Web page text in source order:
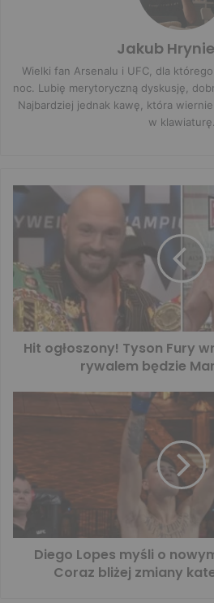
Jakub
Wielki fan Arsenalu i UFC, dla
noc. Lubię merytoryczną dyskusję,
Najbardziej jednak kawę, która
w klawiaturę.
Hit ogłoszony! Tyson Fury
rywalem będzie
Diego Lopes myśli o
Coraz bliżej zmiany